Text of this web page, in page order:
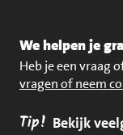
We helpen je
Heb je een vraag
vragen of neem
Tip! Bekijk